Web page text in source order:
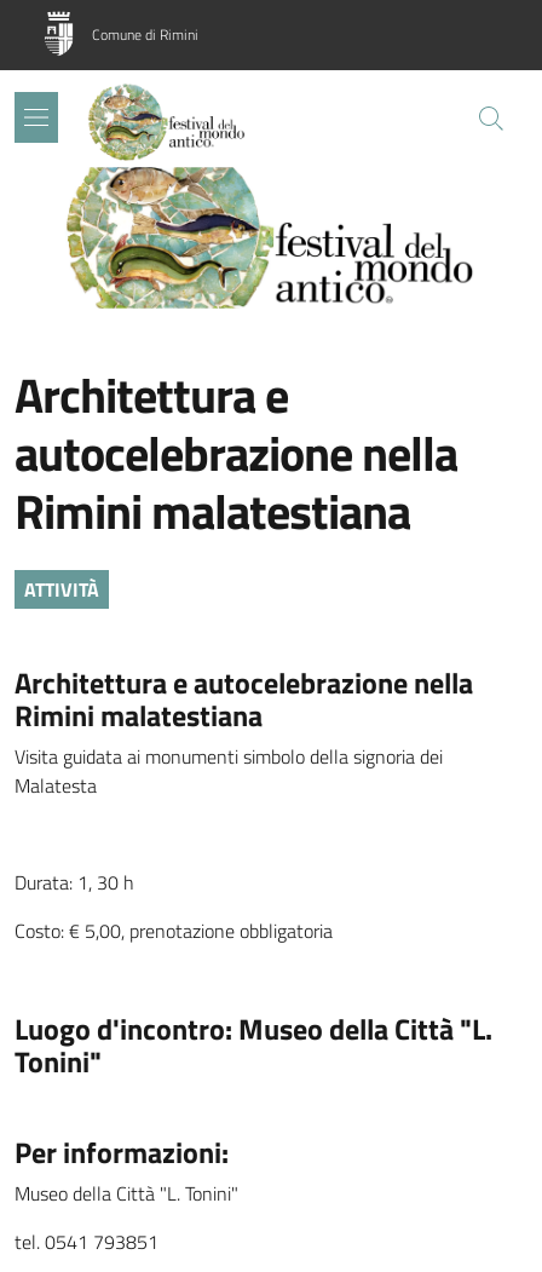
Salta al contenuto principale
Skip to footer content
Comune di Rimini
Architettura e
autocelebrazione nella
Rimini malatestiana
ATTIVITÀ
Architettura e autocelebrazione nella
Rimini malatestiana
Visita guidata ai monumenti simbolo della signoria dei
Malatesta
Durata: 1, 30 h
Costo: € 5,00, prenotazione obbligatoria
Luogo d'incontro: Museo della Città "L.
Tonini"
Per informazioni:
Museo della Città "L. Tonini"
tel. 0541 793851